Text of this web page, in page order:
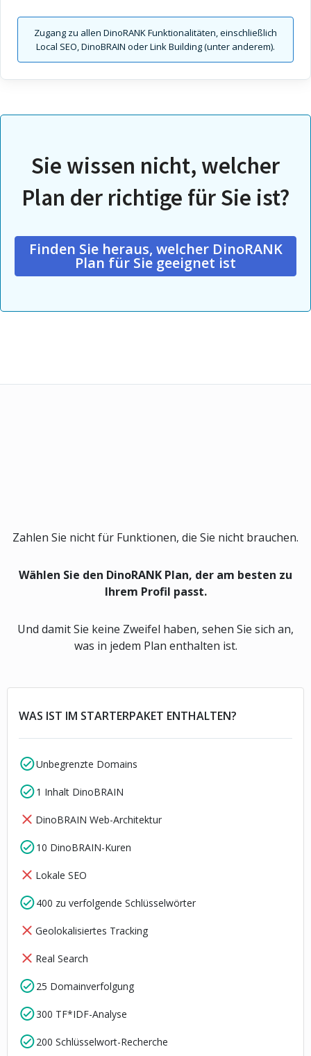
Zugang zu allen DinoRANK Funktionalitäten, einschließlich
Local SEO, DinoBRAIN oder Link Building (unter anderem).
Sie wissen nicht, welcher
Plan der richtige für Sie ist?
Finden Sie heraus, welcher DinoRANK
Plan für Sie geeignet ist
Zahlen Sie nicht für Funktionen, die Sie nicht brauchen.
Wählen Sie den DinoRANK Plan, der am besten zu
Ihrem Profil passt.
Und damit Sie keine Zweifel haben, sehen Sie sich an,
was in jedem Plan enthalten ist.
WAS IST IM STARTERPAKET ENTHALTEN?
Unbegrenzte Domains
1 Inhalt DinoBRAIN
DinoBRAIN Web-Architektur
10 DinoBRAIN-Kuren
Lokale SEO
400 zu verfolgende Schlüsselwörter
Geolokalisiertes Tracking
Real Search
25 Domainverfolgung
300 TF*IDF-Analyse
200 Schlüsselwort-Recherche